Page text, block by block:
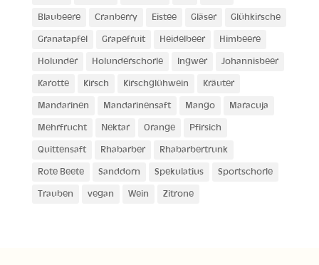
Blaubeere Cranberry Eistee Gläser Glühkirsche
Granatapfel Grapefruit Heidelbeer Himbeere
Holunder Holunderschorle Ingwer Johannisbeer
Karotte Kirsch Kirschglühwein Kräuter
Mandarinen Mandarinensaft Mango Maracuja
Mehrfrucht Nektar Orange Pfirsich
Quittensaft Rhabarber Rhabarbertrunk
Rote Beete Sanddorn Spekulatius Sportschorle
Trauben vegan Wein Zitrone